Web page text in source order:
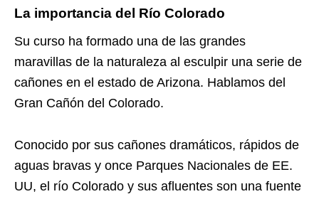
La importancia del Río Colorado
Su curso ha formado una de las grandes
maravillas de la naturaleza al esculpir una serie de
cañones en el estado de Arizona. Hablamos del
Gran Cañón del Colorado.
Conocido por sus cañones dramáticos, rápidos de
aguas bravas y once Parques Nacionales de EE.
UU, el río Colorado y sus afluentes son una fuente